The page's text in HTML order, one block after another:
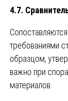
4.7.
требованиями
образцом,
важно при
материалов.